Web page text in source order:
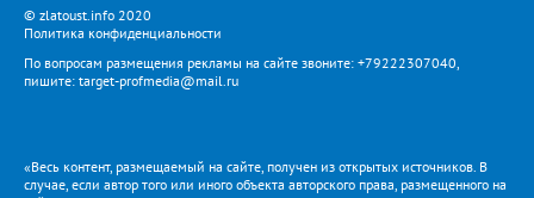
© zlatoust.info 2020
Политика конфиденциальности
По вопросам размещения рекламы на сайте звоните: +79222307040,
пишите: target-profmedia@mail.ru
«Весь контент, размещаемый на сайте, получен из открытых источников. В
случае, если автор того или иного объекта авторского права, размещенного на